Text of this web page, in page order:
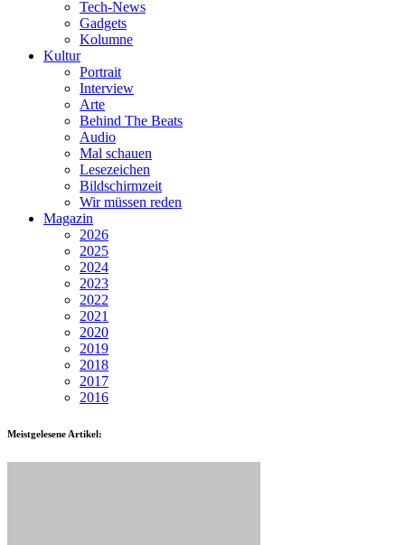
Tech-News
Gadgets
Kolumne
Kultur
Portrait
Interview
Arte
Behind The Beats
Audio
Mal schauen
Lesezeichen
Bildschirmzeit
Wir müssen reden
Magazin
2026
2025
2024
2023
2022
2021
2020
2019
2018
2017
2016
Meistgelesene Artikel: